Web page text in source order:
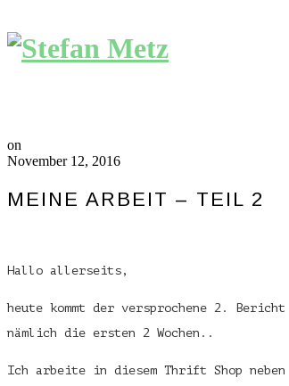
on
November 12, 2016
MEINE ARBEIT – TEIL 2
Hallo allerseits,
heute kommt der versprochene 2.
nämlich die ersten 2 Wochen..
Ich arbeite in diesem Thrift Shop